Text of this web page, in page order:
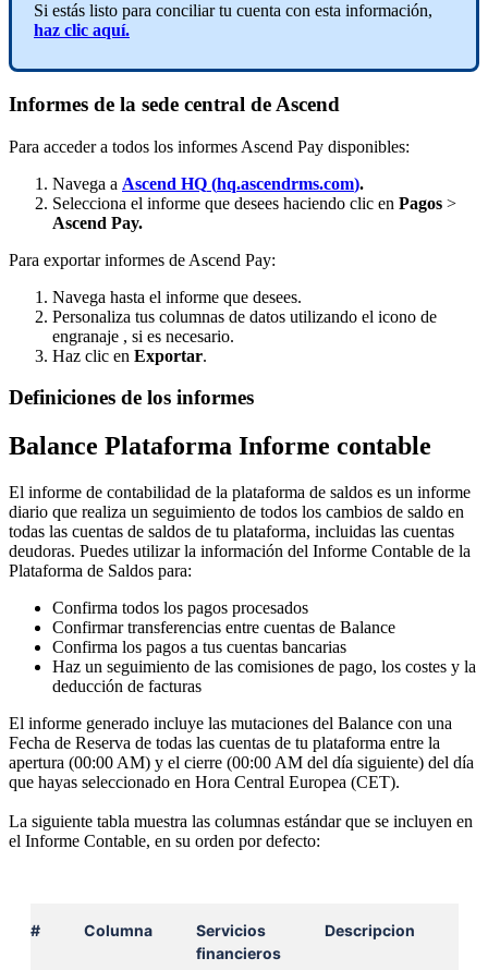
Si estás listo para conciliar tu cuenta con esta información,
haz clic aquí.
Informes de la sede central de Ascend
Para acceder a todos los informes Ascend Pay disponibles:
Navega a Ascend HQ (hq.ascendrms.com).
Selecciona el informe que desees haciendo clic en Pagos >
Ascend Pay.
Para exportar informes de Ascend Pay:
Navega hasta el informe que desees.
Personaliza tus columnas de datos utilizando el icono de
engranaje , si es necesario.
Haz clic en Exportar.
Definiciones de los informes
Balance Plataforma Informe contable
El informe de contabilidad de la plataforma de saldos es un informe
diario que realiza un seguimiento de todos los cambios de saldo en
todas las cuentas de saldos de tu plataforma, incluidas las cuentas
deudoras. Puedes utilizar la información del Informe Contable de la
Plataforma de Saldos para:
Confirma todos los pagos procesados
Confirmar transferencias entre cuentas de Balance
Confirma los pagos a tus cuentas bancarias
Haz un seguimiento de las comisiones de pago, los costes y la
deducción de facturas
El informe generado incluye las mutaciones del Balance con una
Fecha de Reserva de todas las cuentas de tu plataforma entre la
apertura (00:00 AM) y el cierre (00:00 AM del día siguiente) del día
que hayas seleccionado en Hora Central Europea (CET).
La siguiente tabla muestra las columnas estándar que se incluyen en
el Informe Contable, en su orden por defecto:
# Columna
Servicios
financieros
Descripcion